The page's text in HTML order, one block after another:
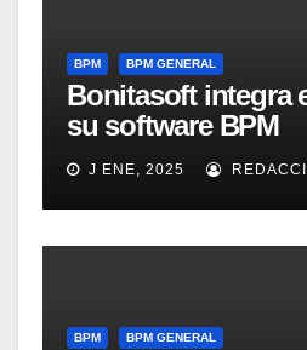
BPM BPM GENERAL
Bonitasoft integra
su software BPM
J ENE, 2025
BPM BPM GENERAL